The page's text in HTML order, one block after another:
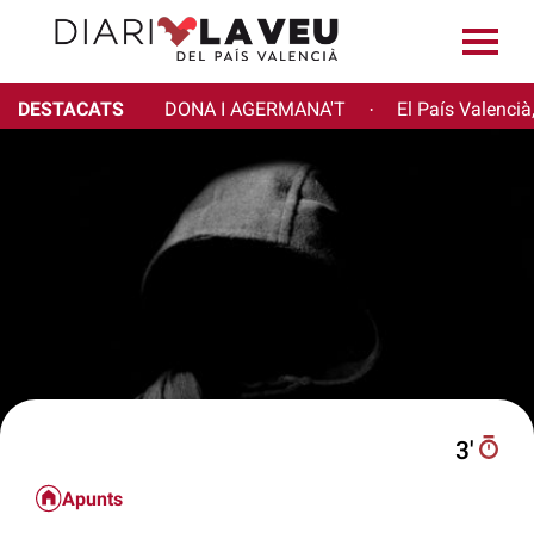
DESTACATS DONA I AGERMANA'T · El País
3′
Apunts